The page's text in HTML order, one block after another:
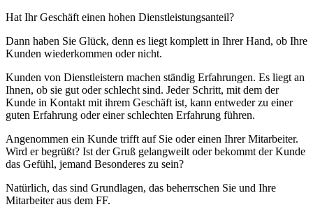
Hat Ihr Geschäft einen hohen Dienstleistungsanteil?
Dann haben Sie Glück, denn es liegt komplett in Ihrer Hand, ob Ihre
Kunden wiederkommen oder nicht.
Kunden von Dienstleistern machen ständig Erfahrungen. Es liegt an
Ihnen, ob sie gut oder schlecht sind. Jeder Schritt, mit dem der
Kunde in Kontakt mit ihrem Geschäft ist, kann entweder zu einer
guten Erfahrung oder einer schlechten Erfahrung führen.
Angenommen ein Kunde trifft auf Sie oder einen Ihrer Mitarbeiter.
Wird er begrüßt? Ist der Gruß gelangweilt oder bekommt der Kunde
das Gefühl, jemand Besonderes zu sein?
Natürlich, das sind Grundlagen, das beherrschen Sie und Ihre
Mitarbeiter aus dem FF.